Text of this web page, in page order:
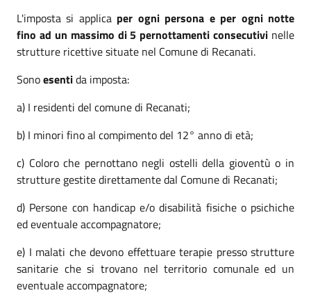
L'imposta si applica per ogni persona e per ogni notte
fino ad un massimo di 5 pernottamenti consecutivi nelle
strutture ricettive situate nel Comune di Recanati.
Sonoesentida imposta:
a) I residenti del comune di Recanati;
b) I minori fino al compimento del 12° anno di età;
c) Coloro che pernottano negli ostelli della gioventù o in
strutture gestite direttamente dal Comune di Recanati;
d) Persone con handicap e/o disabilità fisiche o psichiche
ed eventuale accompagnatore;
e) I malati che devono effettuare terapie presso strutture
sanitarie che si trovano nel territorio comunale ed un
eventuale accompagnatore;